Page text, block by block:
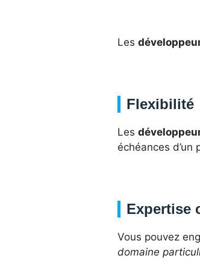
Les
Flexibilité
Les
échéances d’un
Expertise
Vous pouvez
domaine